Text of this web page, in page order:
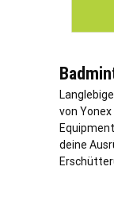
von
deine